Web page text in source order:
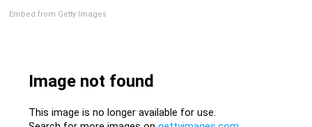
Embed from Getty Images